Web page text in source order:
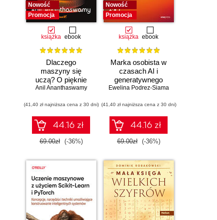
Nowość
Promocja
książka ebook
Dlaczego
maszyny się
uczą? O pięknie
matematyki i
współczesnej
sztucznej
inteligencji
Anil Ananthaswamy
(41,40 zł najniższa cena z 30 dni)
44.16 zł
69.00zł (-36%)
Nowość
Promocja
książka ebook
Marka osobista w
czasach AI i
generatywnego
wyszukiwania
Ewelina Podrez-Siama
(41,40 zł najniższa cena z 30 dni)
44.16 zł
69.00zł (-36%)